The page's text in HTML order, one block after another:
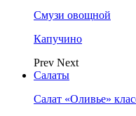
Смузи овощной
Капучино
Prev Next
Салаты
Салат «Оливье»